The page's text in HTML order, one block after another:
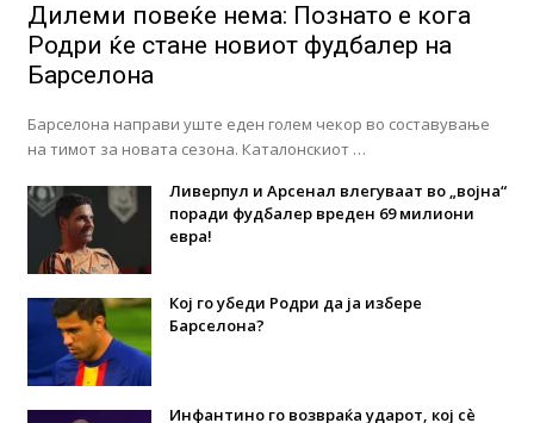
Дилеми повеќе нема: Познато е кога
Родри ќе стане новиот фудбалер на
Барселона
Барселона направи уште еден голем чекор во составување
на тимот за новата сезона. Каталонскиот …
Ливерпул и Арсенал влегуваат во „војна“
поради фудбалер вреден 69 милиони
евра!
Кој го убеди Родри да ја избере
Барселона?
Инфантино го возвраќа ударот, кој сè